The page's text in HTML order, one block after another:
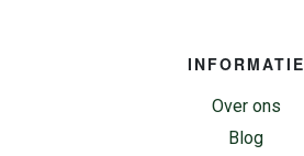
INFORMATIE
Over ons
Blog